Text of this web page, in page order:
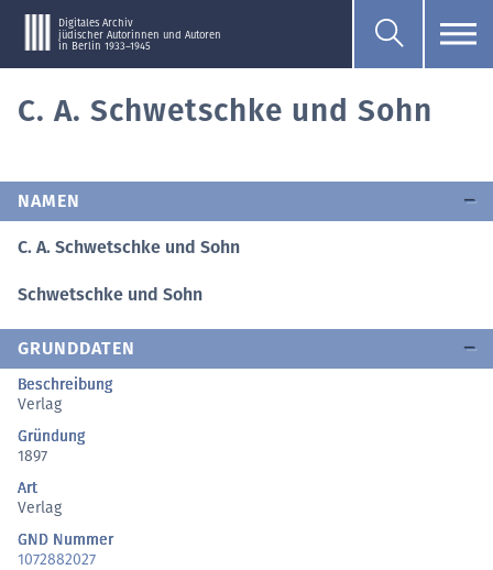
Digitales Archiv
jüdischer Autorinnen und Autoren
in Berlin 1933–1945
C. A. Schwetschke und Sohn
NAMEN
C. A. Schwetschke und Sohn
Schwetschke und Sohn
GRUNDDATEN
Beschreibung
Verlag
Gründung
1897
Art
Verlag
GND Nummer
1072882027